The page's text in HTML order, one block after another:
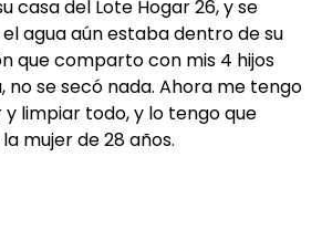
casa del Lote Hogar 26, y se
agua aún estaba dentro de su
que comparto con mis 4 hijos
no se secó nada. Ahora me tengo
limpiar todo, y lo tengo que
mujer de 28 años.